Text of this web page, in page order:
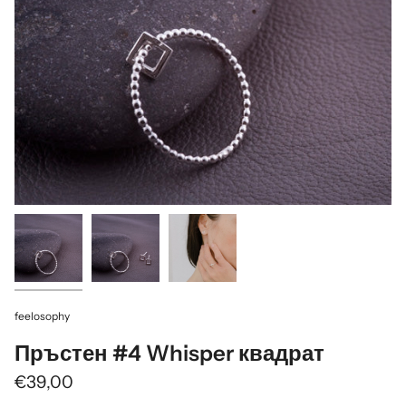
feelosophy
Пръстен #4 Whisper квадрат
€39,00